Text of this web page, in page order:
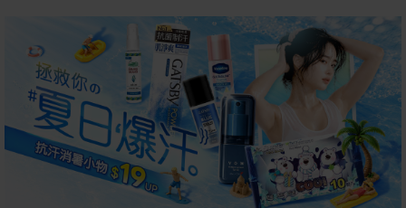
+E 款式可選